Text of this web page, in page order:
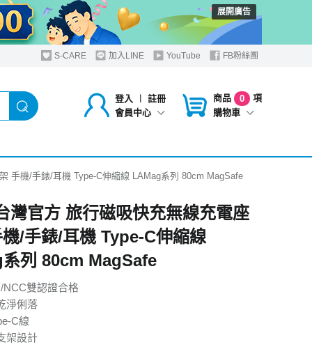
展開廣告
S-CARE 加入LINE YouTube FB粉絲團
登入 ︱
註冊
會員中心
商品 0
項
購物車
手機/手錶/耳機 Type-C伸縮線 LAMag系列 80cm MagSafe
灣官方 旅行磁吸快充無線充電座
/手錶/耳機 Type-C伸縮線
列 80cm MagSafe
NCC雙認證合格
淨俐落
C線
架設計